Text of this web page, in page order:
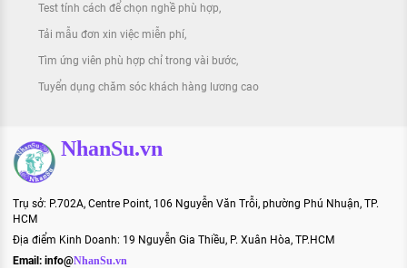
Test tính cách để chọn nghề phù hợp
Tải mẫu đơn xin việc miễn phí
Tìm ứng viên phù hợp chỉ trong vài bước
Tuyển dụng chăm sóc khách hàng lương cao
NhanSu.vn
Trụ sở: P.702A, Centre Point, 106 Nguyễn Văn Trỗi, phường Phú Nhuận, TP.
HCM
Địa điểm Kinh Doanh: 19 Nguyễn Gia Thiều, P. Xuân Hòa, TP.HCM
Email: info@NhanSu.vn